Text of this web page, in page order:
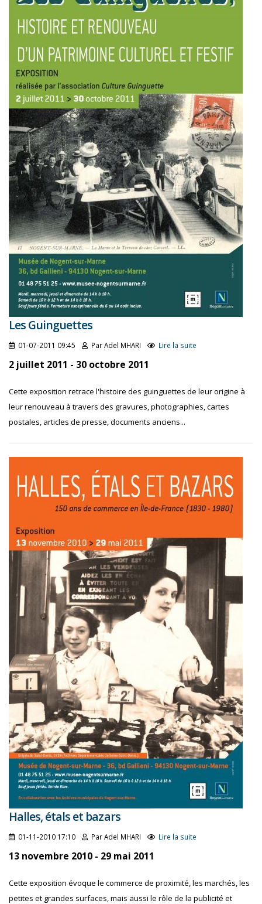
Les Guinguettes
01-07-2011 09:45 Par Adel MHARI Lire la suite
2 juillet 2011 - 30 octobre 2011
Cette exposition retrace l'histoire des guinguettes de leur origine à
leur renouveau à travers des gravures, photographies, cartes
postales, articles de presse, documents anciens...
Halles, étals et bazars
01-11-2010 17:10 Par Adel MHARI Lire la suite
13 novembre 2010 - 29 mai 2011
Cette exposition évoque le commerce de proximité, les marchés, les
petites et grandes surfaces, mais aussi le rôle de la publicité et